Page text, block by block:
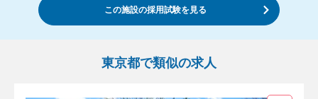
この施設の採用試験を見る
東京都で類似の求人